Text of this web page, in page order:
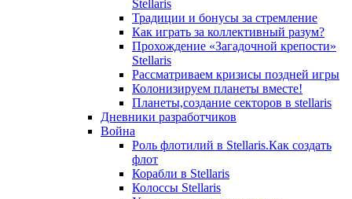
Stellaris
Традиции и бонусы за стремление
Как играть за коллективный разум?
Прохождение «Загадочной крепости»
Stellaris
Рассматриваем кризисы поздней игры
Колонизируем планеты вместе!
Планеты,создание секторов в stellaris
Дневники разработчиков
Война
Роль флотилий в Stellaris.Как создать
флот
Корабли в Stellaris
Колоссы Stellaris